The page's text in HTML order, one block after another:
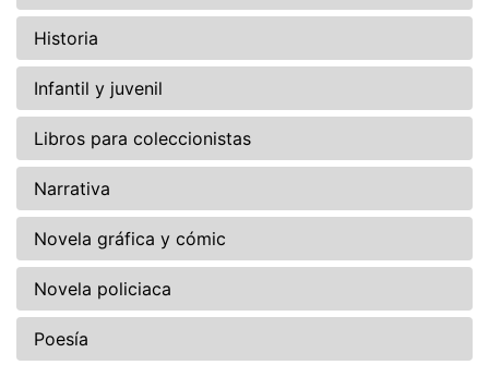
Historia
Infantil y juvenil
Libros para coleccionistas
Narrativa
Novela gráfica y cómic
Novela policiaca
Poesía